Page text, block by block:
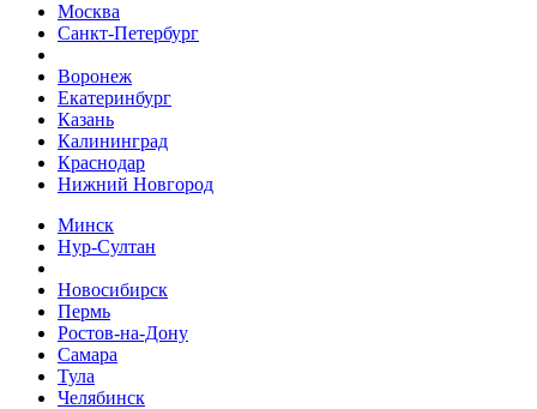
Москва
Санкт-Петербург
Воронеж
Екатеринбург
Казань
Калининград
Краснодар
Нижний Новгород
Минск
Нур-Султан
Новосибирск
Пермь
Ростов-на-Дону
Самара
Тула
Челябинск